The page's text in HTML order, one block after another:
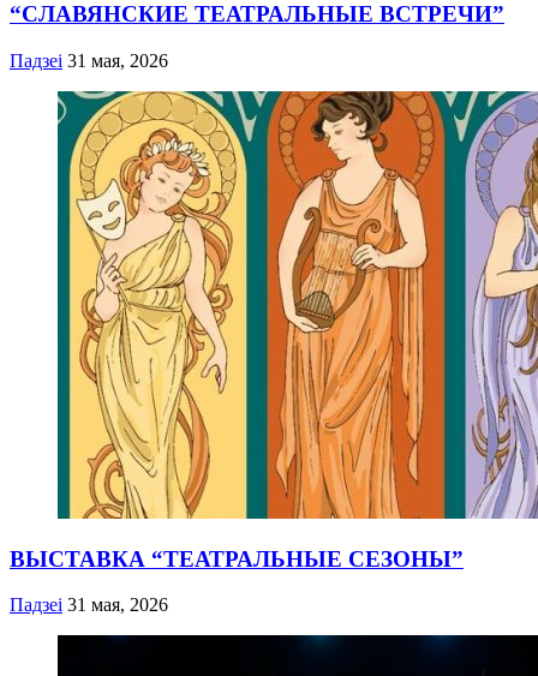
“СЛАВЯНСКИЕ ТЕАТРАЛЬНЫЕ ВСТРЕЧИ”
Падзеі 31 мая, 2026
ВЫСТАВКА “ТЕАТРАЛЬНЫЕ СЕЗОНЫ”
Падзеі 31 мая, 2026